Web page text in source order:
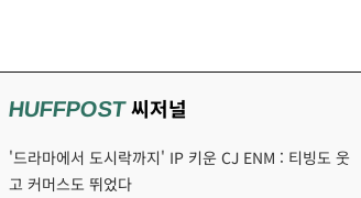
HUFFPOST씨저널
'드라마에서 도시락까지' IP 키운 CJ ENM : 티빙도 웃
고 커머스도 뛰었다